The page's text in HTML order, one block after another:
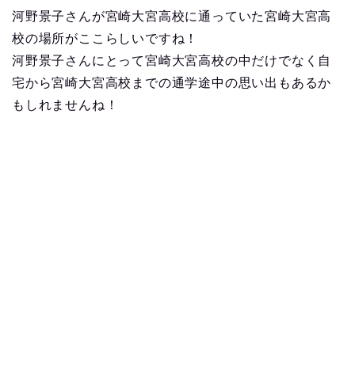
河野景子さんが宮崎大宮高校に通っていた宮崎大宮高
校の場所がここらしいですね！
河野景子さんにとって宮崎大宮高校の中だけでなく自
宅から宮崎大宮高校までの通学途中の思い出もあるか
もしれませんね！